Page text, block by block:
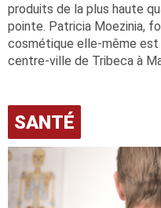
produits de la plus haute
pointe. Patricia Moezinia,
cosmétique elle-même
centre-ville de Tribeca à
SANTÉ